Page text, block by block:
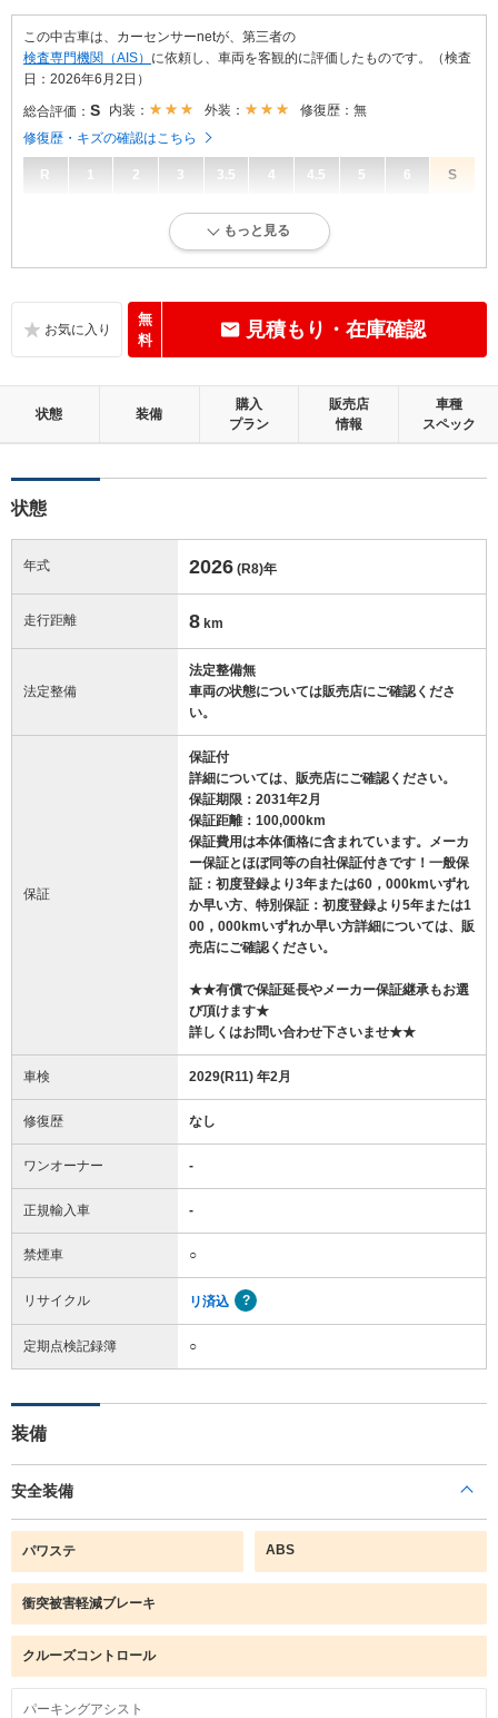
この中古車は、カーセンサーnetが、第三者の
検査専門機関（AIS） に依頼し、車両を客観的に評価したものです。（検査
日：2026年6月2日）
総合評価： S 内装： 外装：
修復歴：無
修復歴・キズの確認はこちら
R 1 2 3 3.5 4 4.5 5 6 S
新車登録後12ヶ月未満、走行距離1万km以下で、内外装にダメージがな
無キズ、もしくは傷みや汚れなどがほぼない、とても綺麗な状態です。
外装：
無キズ、もしくはキズやヘコミなどがほぼない、とても綺麗な状態で
修復歴：無
もっと見る
無
料
見積もり・在庫確認
状態 装備
購入
プラン
販売店
情報
車種
スペック
状態
年式 2026 (R8)年
走行距離 8 km
法定整備
法定整備無
車両の状態については販売店にご確認くださ
い。
保証
保証付
詳細については、販売店にご確認ください。
保証期限：2031年2月
保証距離：100,000km
保証費用は本体価格に含まれています。メーカ
ー保証とほぼ同等の自社保証付きです！一般保
証：初度登録より3年または60，000kmいずれ
か早い方、特別保証：初度登録より5年または1
00，000kmいずれか早い方詳細については、販
売店にご確認ください。
★★有償で保証延長やメーカー保証継承もお選
び頂けます★
詳しくはお問い合わせ下さいませ★★
車検 2029(R11) 年2月
修復歴 なし
ワンオーナー -
正規輸入車 -
禁煙車 ○
リサイクル リ済込
定期点検記録簿 ○
装備
安全装備
パワステ ABS
衝突被害軽減ブレーキ
クルーズコントロール
パーキングアシスト